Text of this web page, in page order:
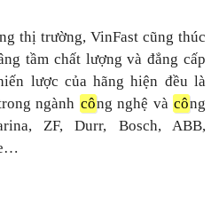
thị trường, VinFast cũng thúc
tầm chất lượng và đẳng cấp
lược của hãng hiện đều là
ngành công nghệ và công
ZF, Durr, Bosch, ABB,